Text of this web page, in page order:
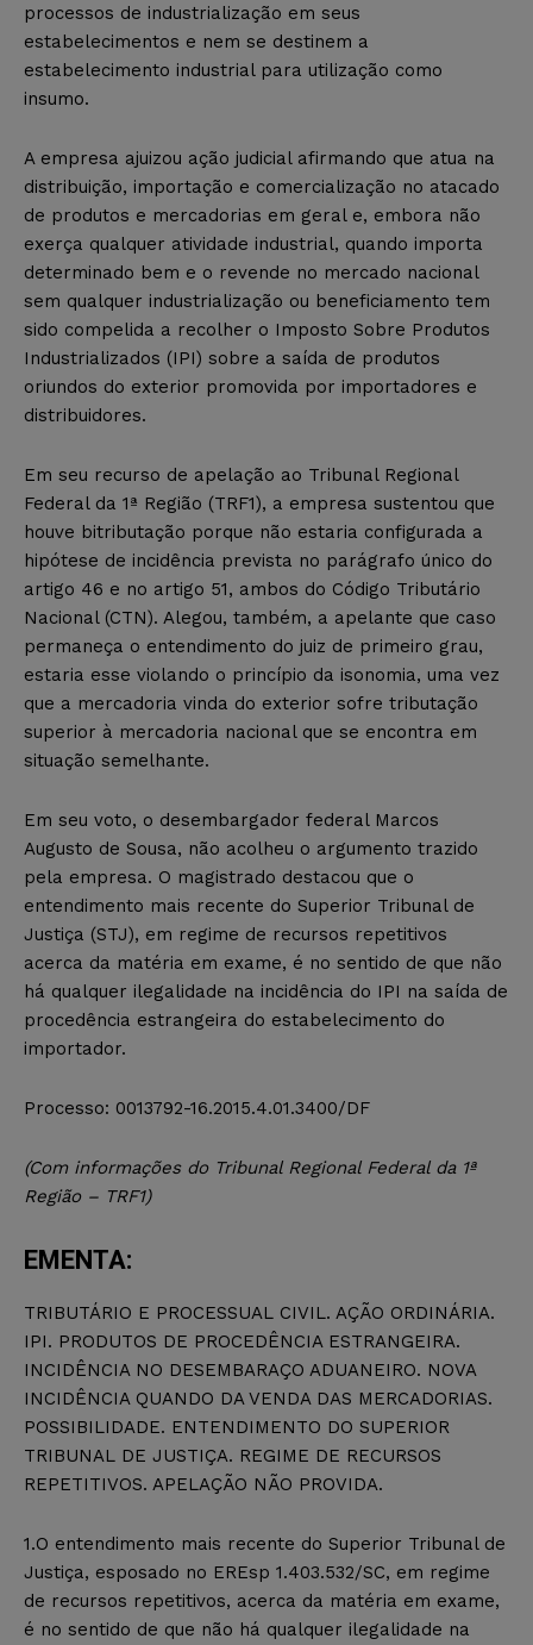
processos de industrialização em seus
estabelecimentos e nem se destinem a
estabelecimento industrial para utilização como
insumo.
A empresa ajuizou ação judicial afirmando que atua na
distribuição, importação e comercialização no atacado
de produtos e mercadorias em geral e, embora não
exerça qualquer atividade industrial, quando importa
determinado bem e o revende no mercado nacional
sem qualquer industrialização ou beneficiamento tem
sido compelida a recolher o Imposto Sobre Produtos
Industrializados (IPI) sobre a saída de produtos
oriundos do exterior promovida por importadores e
distribuidores.
Em seu recurso de apelação ao Tribunal Regional
Federal da 1ª Região (TRF1), a empresa sustentou que
houve bitributação porque não estaria configurada a
hipótese de incidência prevista no parágrafo único do
artigo 46 e no artigo 51, ambos do Código Tributário
Nacional (CTN). Alegou, também, a apelante que caso
permaneça o entendimento do juiz de primeiro grau,
estaria esse violando o princípio da isonomia, uma vez
que a mercadoria vinda do exterior sofre tributação
superior à mercadoria nacional que se encontra em
situação semelhante.
Em seu voto, o desembargador federal Marcos
Augusto de Sousa, não acolheu o argumento trazido
pela empresa. O magistrado destacou que o
entendimento mais recente do Superior Tribunal de
Justiça (STJ), em regime de recursos repetitivos
acerca da matéria em exame, é no sentido de que não
há qualquer ilegalidade na incidência do IPI na saída de
procedência estrangeira do estabelecimento do
importador.
Processo: 0013792-16.2015.4.01.3400/DF
(Com informações do Tribunal Regional Federal da 1ª
Região – TRF1)
EMENTA:
TRIBUTÁRIO E PROCESSUAL CIVIL. AÇÃO ORDINÁRIA.
IPI. PRODUTOS DE PROCEDÊNCIA ESTRANGEIRA.
INCIDÊNCIA NO DESEMBARAÇO ADUANEIRO. NOVA
INCIDÊNCIA QUANDO DA VENDA DAS MERCADORIAS.
POSSIBILIDADE. ENTENDIMENTO DO SUPERIOR
TRIBUNAL DE JUSTIÇA. REGIME DE RECURSOS
REPETITIVOS. APELAÇÃO NÃO PROVIDA.
1.O entendimento mais recente do Superior Tribunal de
Justiça, esposado no EREsp 1.403.532/SC, em regime
de recursos repetitivos, acerca da matéria em exame,
é no sentido de que não há qualquer ilegalidade na